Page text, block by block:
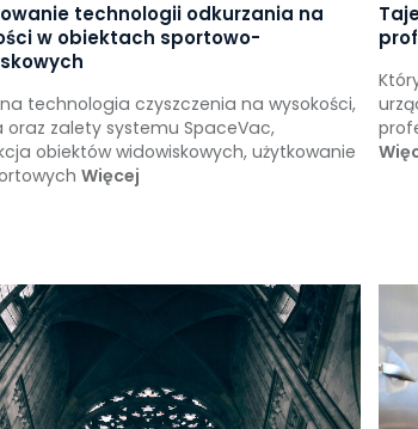
technologii odkurzania na
w obiektach sportowo-
technologia czyszczenia na wysokości,
oraz zalety systemu SpaceVac,
obiektów widowiskowych, użytkowanie
Więcej